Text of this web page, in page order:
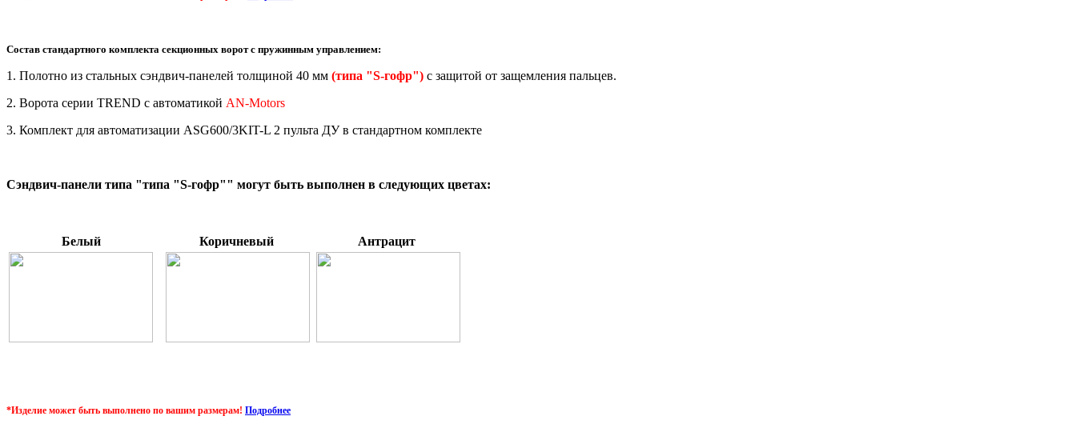
Состав стандартного комплекта секционных ворот с пружинным управлением:
1. Полотно из стальных сэндвич-панелей толщиной 40 мм (типа "S-гофр") с защитой от защемления пальцев.
2. Ворота серии TREND с автоматикой AN-Motors
3. Комплект для автоматизации ASG600/3KIT-L 2 пульта ДУ в стандартном комплекте
Cэндвич-панели типа "типа "S-гофр"" могут быть выполнен в следующих цветах:
Белый Коричневый Антрацит
*Изделие может быть выполнено по вашим размерам! Подробнее